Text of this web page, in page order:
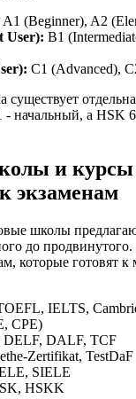
A1 (Beginner), A2
User): B1
C1 (Advanced),
существует
- начальный, а HSK
и курсы
экзаменам
школы
до
которые готовят
IELTS,
CPE)
DELF, DALF, TCF
Zertifikat, TestDaF
SIELE
HSKK